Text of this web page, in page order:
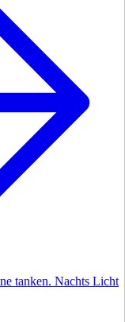
tanken. Nachts Licht